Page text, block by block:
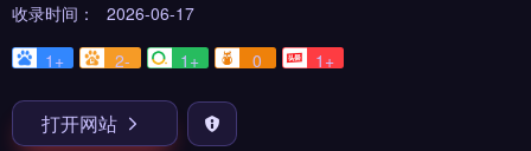
收录时间：
2026-06-17
1+
2- 1+ 0 1+
打开网站